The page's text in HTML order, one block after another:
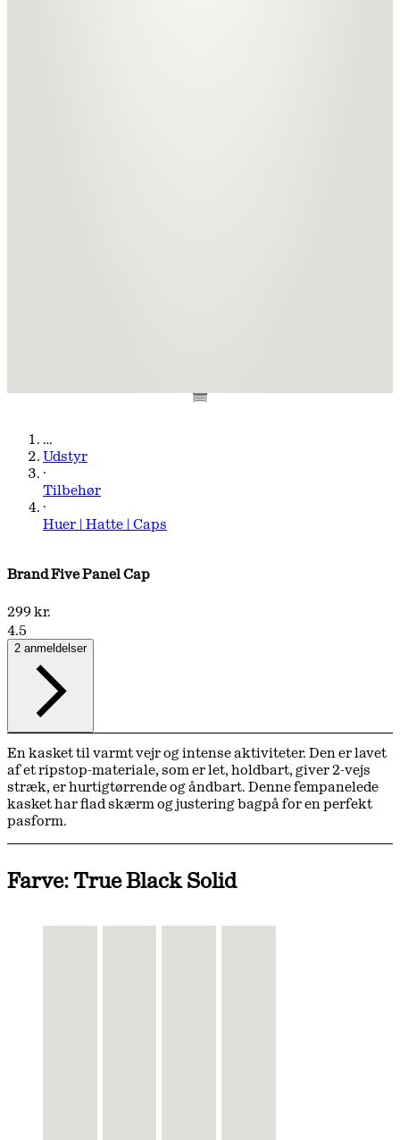
…
Udstyr
·
Tilbehør
·
Huer | Hatte | Caps
Brand Five Panel Cap
299 kr.
4.5
2 anmeldelser
En kasket til varmt vejr og intense aktiviteter. Den er lavet
af et ripstop-materiale, som er let, holdbart, giver 2-vejs
stræk, er hurtigtørrende og åndbart. Denne fempanelede
kasket har flad skærm og justering bagpå for en perfekt
pasform.
Farve: True Black Solid